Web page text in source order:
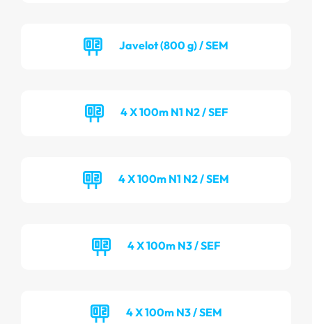
Javelot (800 g) / SEM
4 X 100m N1 N2 / SEF
4 X 100m N1 N2 / SEM
4 X 100m N3 / SEF
4 X 100m N3 / SEM